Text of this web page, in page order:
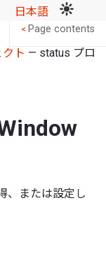
日本語
ト — status プロ
、または設定し
< Page contents